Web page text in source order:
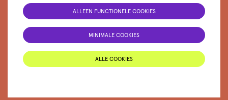
ALLEEN FUNCTIONELE COOKIES
MINIMALE COOKIES
ALLE COOKIES